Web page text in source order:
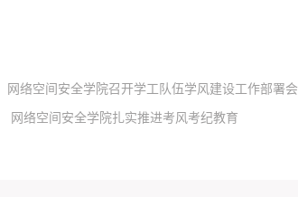
网络空间安全学院召开学工队伍学风建设工作部署会
网络空间安全学院扎实推进考风考纪教育